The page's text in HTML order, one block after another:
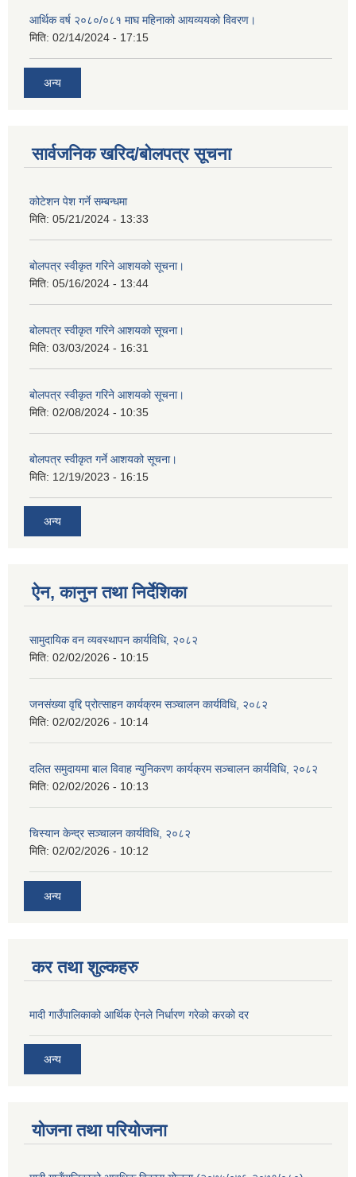
आर्थिक वर्ष २०८०/०८१ माघ महिनाको आयव्ययको विवरण।
मिति: 02/14/2024 - 17:15
अन्य
सार्वजनिक खरिद/बोलपत्र सूचना
कोटेशन पेश गर्ने सम्बन्धमा
मिति: 05/21/2024 - 13:33
बोलपत्र स्वीकृत गरिने आशयको सूचना।
मिति: 05/16/2024 - 13:44
बोलपत्र स्वीकृत गरिने आशयको सूचना।
मिति: 03/03/2024 - 16:31
बोलपत्र स्वीकृत गरिने आशयको सूचना।
मिति: 02/08/2024 - 10:35
बोलपत्र स्वीकृत गर्ने आशयको सूचना।
मिति: 12/19/2023 - 16:15
अन्य
ऐन, कानुन तथा निर्देशिका
सामुदायिक वन व्यवस्थापन कार्यविधि, २०८२
मिति: 02/02/2026 - 10:15
जनसंख्या वृद्दि प्रोत्साहन कार्यक्रम सञ्‍चालन कार्यविधि, २०८२
मिति: 02/02/2026 - 10:14
दलित समुदायमा बाल विवाह न्युनिकरण कार्यक्रम सञ्‍चालन कार्यविधि, २०८२
मिति: 02/02/2026 - 10:13
चिस्यान केन्द्र सञ्‍चालन कार्यविधि, २०८२
मिति: 02/02/2026 - 10:12
अन्य
कर तथा शुल्कहरु
मादी गाउँपालिकाको आर्थिक ऐनले निर्धारण गरेको करको दर
अन्य
योजना तथा परियोजना